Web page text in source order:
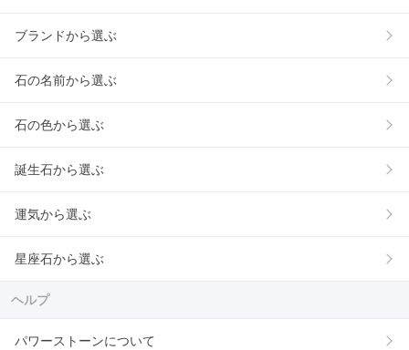
ブランドから選ぶ
石の名前から選ぶ
石の色から選ぶ
誕生石から選ぶ
運気から選ぶ
星座石から選ぶ
ヘルプ
パワーストーンについて